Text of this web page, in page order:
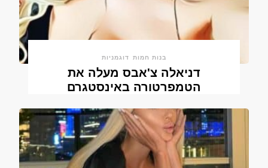
בנות חמות דוגמניות
דניאלה צ'אבס מעלה את
הטמפרטורה באינסטגרם